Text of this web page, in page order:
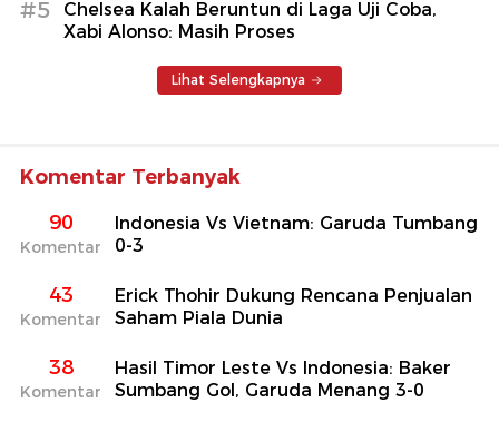
#5
Chelsea Kalah Beruntun di Laga Uji Coba,
Xabi Alonso: Masih Proses
Lihat Selengkapnya
Komentar Terbanyak
90
Komentar
Indonesia Vs Vietnam: Garuda Tumbang
0-3
43
Komentar
Erick Thohir Dukung Rencana Penjualan
Saham Piala Dunia
38
Komentar
Hasil Timor Leste Vs Indonesia: Baker
Sumbang Gol, Garuda Menang 3-0